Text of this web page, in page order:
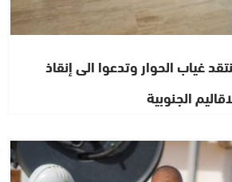
غياب الحوار وتدعوا الى إنقاذ
الجنوبية